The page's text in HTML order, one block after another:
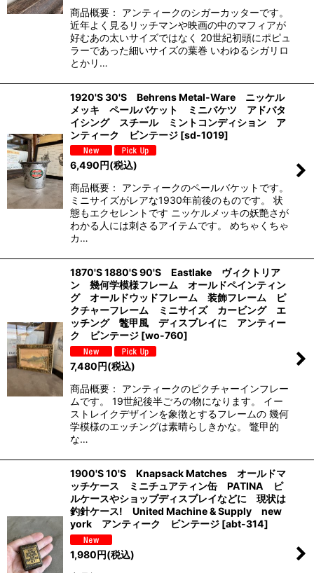
商品概要： アンティークのシガーカッターです。
近年よく見るリッチマンや映画の中のマフィアが
好むあの太いサイズではなく 20世紀初頭にポピュ
ラーであった細いサイズの葉巻 いわゆるシガリロ
とかリ…
1920'S 30'S Behrens Metal-Ware ニッケル
メッキ ペールバケット ミニバケツ アドバタ
イシング スチール ミントコンディション ア
ンティーク ビンテージ [sd-1019]
6,490円(税込)
商品概要： アンティークのペールバケットです。
ミニサイズがレアな1930年前後のものです。 状
態もエクセレントです ニッケルメッキの妖艶さが
わかる人には刺さるアイテムです。 めちゃくちゃ
カ…
1870'S 1880'S 90'S Eastlake ヴィクトリア
ン 幾何学模様フレーム オールドペインティン
グ オールドウッドフレーム 装飾フレーム ピ
クチャーフレーム ミニサイズ カービング エ
ッチング 鼈甲風 ディスプレイに アンティー
ク ビンテージ [wo-760]
7,480円(税込)
商品概要： アンティークのピクチャーインフレー
ムです。 19世紀後半ごろの物になります。 イー
ストレイクデザインを象徴とするフレームの 幾何
学模様のエッチングは素晴らしきかな。 鼈甲的
な…
1900'S 10'S Knapsack Matches オールドマ
ッチケース ミニチュアティン缶 PATINA ピ
ルケースやショップディスプレイなどに 現状は
釣針ケース! United Machine & Supply new
york アンティーク ビンテージ [abt-314]
1,980円(税込)